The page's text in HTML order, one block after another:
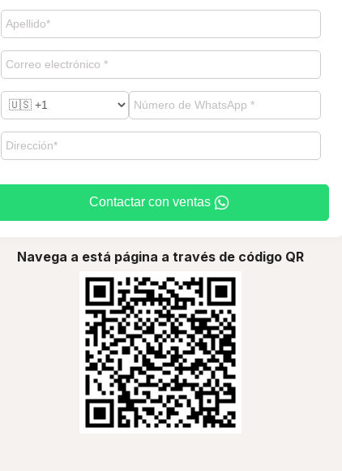
Contactar con ventas
Navega a está página a través de código QR